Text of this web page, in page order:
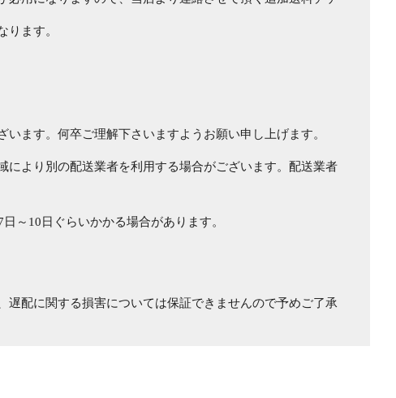
ります。
ます。何卒ご理解下さいますようお願い申し上げます。
により別の配送業者を利用する場合がございます。配送業者
～10日ぐらいかかる場合があります。
配に関する損害については保証できませんので予めご了承